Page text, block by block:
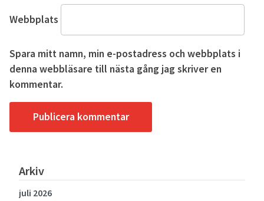
Webbplats
Spara mitt namn, min e-postadress och webbplats i
denna webbläsare till nästa gång jag skriver en
kommentar.
Arkiv
juli 2026